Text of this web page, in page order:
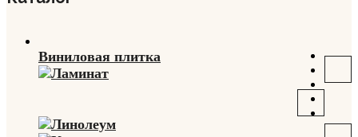
Виниловая плитка
Ламинат
Линолеум